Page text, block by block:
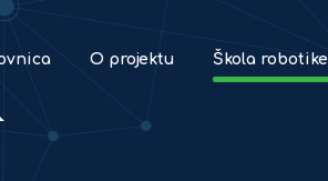
O projektu Škola robotike